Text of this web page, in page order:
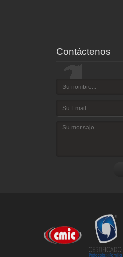
Contáctenos